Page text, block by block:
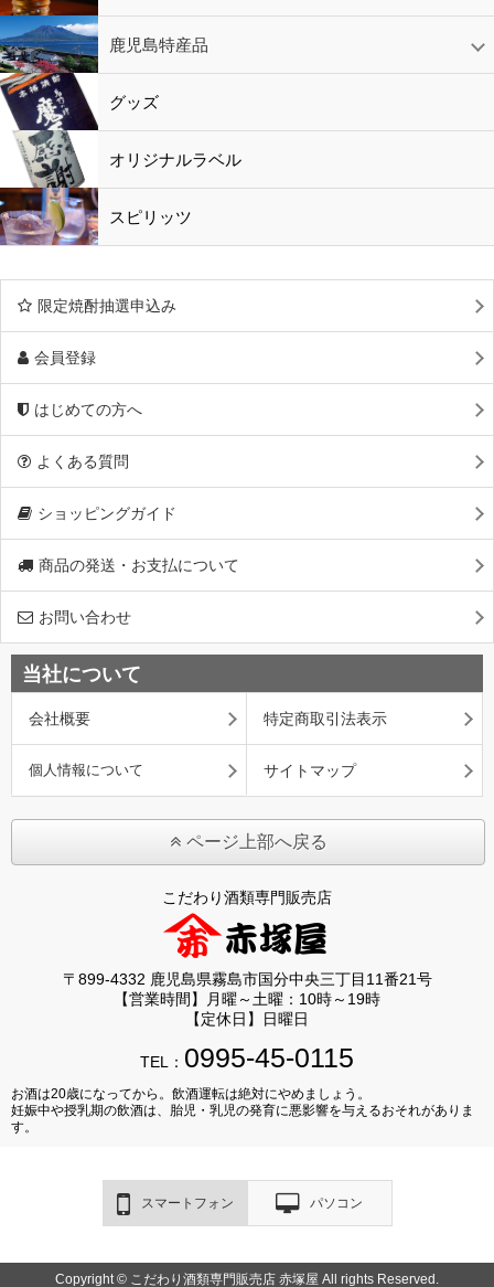
鹿児島特産品
黒酢・酢
水
鹿児島特産品
おつまみ グッズ
オリジナルラベル
スピリッツ
限定焼酎抽選申込み
会員登録
はじめての方へ
よくある質問
ショッピングガイド
商品の発送・お支払について
お問い合わせ
当社について
会社概要 特定商取引法表示
個人情報について サイトマップ
ページ上部へ戻る
こだわり酒類専門販売店
〒899-4332 鹿児島県霧島市国分中央三丁目11番21号
【営業時間】月曜～土曜：10時～19時
【定休日】日曜日
TEL： 0995-45-0115
お酒は20歳になってから。飲酒運転は絶対にやめましょう。
妊娠中や授乳期の飲酒は、胎児・乳児の発育に悪影響を与えるおそれがありま
す。
スマートフォン パソコン
Copyright © こだわり酒類専門販売店 赤塚屋 All rights Reserved.